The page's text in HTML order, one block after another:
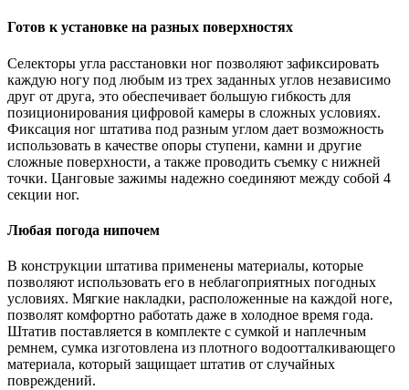
Готов к установке на разных поверхностях
Селекторы угла расстановки ног позволяют зафиксировать
каждую ногу под любым из трех заданных углов независимо
друг от друга, это обеспечивает большую гибкость для
позиционирования цифровой камеры в сложных условиях.
Фиксация ног штатива под разным углом дает возможность
использовать в качестве опоры ступени, камни и другие
сложные поверхности, а также проводить съемку с нижней
точки. Цанговые зажимы надежно соединяют между собой 4
секции ног.
Любая погода нипочем
В конструкции штатива применены материалы, которые
позволяют использовать его в неблагоприятных погодных
условиях. Мягкие накладки, расположенные на каждой ноге,
позволят комфортно работать даже в холодное время года.
Штатив поставляется в комплекте с сумкой и наплечным
ремнем, сумка изготовлена из плотного водоотталкивающего
материала, который защищает штатив от случайных
повреждений.